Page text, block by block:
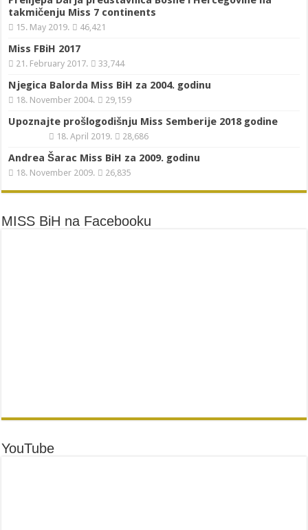
takmičenju Miss 7 continents
15. May 2019. 46,421
Miss FBiH 2017
21. February 2017. 33,744
Njegica Balorda Miss BiH za 2004. godinu
18. November 2004. 29,159
Upoznajte prošlogodišnju Miss Semberije 2018 godine
18. April 2019. 28,686
Andrea Šarac Miss BiH za 2009. godinu
18. November 2009. 26,835
MISS BiH na Facebooku
YouTube